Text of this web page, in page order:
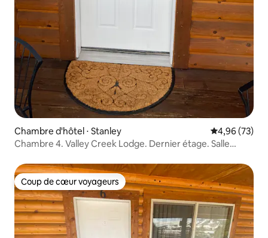
Chambre d'hôtel ⋅ Stanley Évaluation
4,96 (73)
Chambre 4. Valley Creek Lodge. Dernier étage. Salle
Coup de cœur voyageurs
Coup de cœur voyageurs